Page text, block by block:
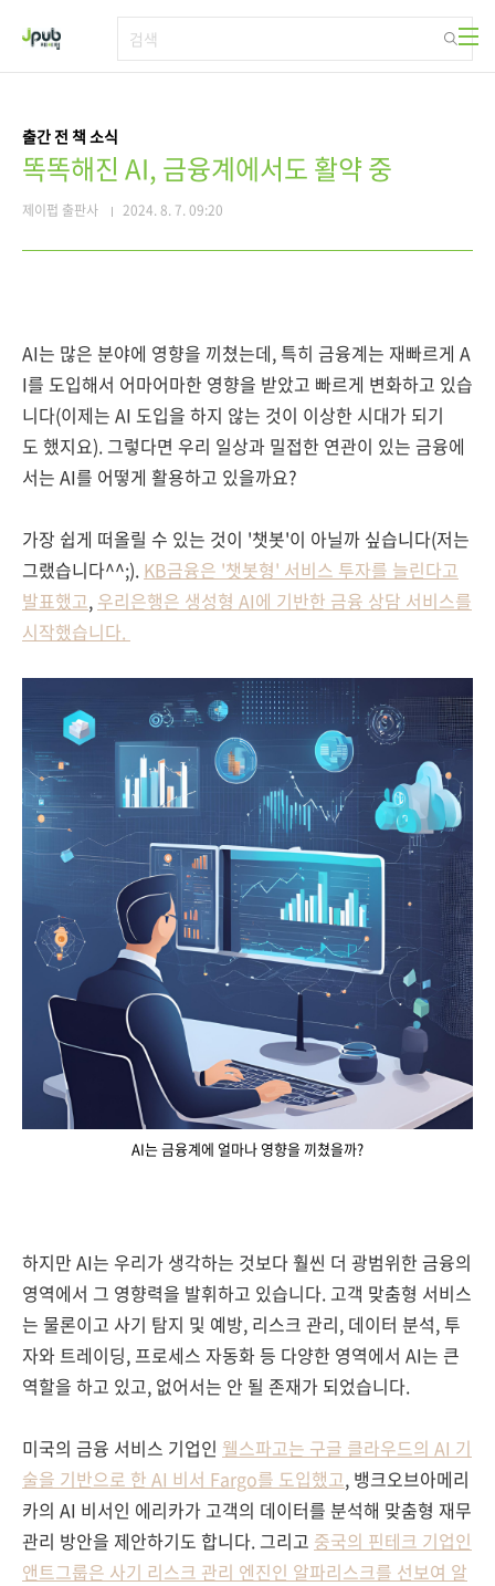
출간 전 책 소식
똑똑해진 AI, 금융계에서도 활약 중
제이펍 출판사 2024. 8. 7. 09:20
AI는 많은 분야에 영향을 끼쳤는데, 특히 금융계는 재빠르게 A
I를 도입해서 어마어마한 영향을 받았고 빠르게 변화하고 있습
니다(이제는 AI 도입을 하지 않는 것이 이상한 시대가 되기
도 했지요). 그렇다면 우리 일상과 밀접한 연관이 있는 금융에
서는 AI를 어떻게 활용하고 있을까요?
가장 쉽게 떠올릴 수 있는 것이 '챗봇'이 아닐까 싶습니다(저는
그랬습니다^^;). KB금융은 '챗봇형' 서비스 투자를 늘린다고
발표했고, 우리은행은 생성형 AI에 기반한 금융 상담 서비스를
시작했습니다.
AI는 금융계에 얼마나 영향을 끼쳤을까?
하지만 AI는 우리가 생각하는 것보다 훨씬 더 광범위한 금융의
영역에서 그 영향력을 발휘하고 있습니다. 고객 맞춤형 서비스
는 물론이고 사기 탐지 및 예방, 리스크 관리, 데이터 분석, 투
자와 트레이딩, 프로세스 자동화 등 다양한 영역에서 AI는 큰
역할을 하고 있고, 없어서는 안 될 존재가 되었습니다.
미국의 금융 서비스 기업인 웰스파고는 구글 클라우드의 AI 기
술을 기반으로 한 AI 비서 Fargo를 도입했고, 뱅크오브아메리
카의 AI 비서인 에리카가 고객의 데이터를 분석해 맞춤형 재무
관리 방안을 제안하기도 합니다. 그리고 중국의 핀테크 기업인
앤트그룹은 사기 리스크 관리 엔진인 알파리스크를 선보여 알